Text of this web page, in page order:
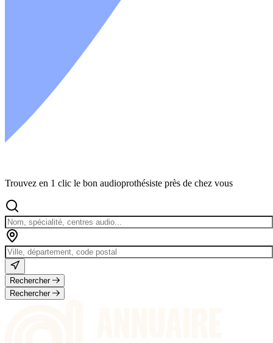
Trouvez en 1 clic le bon audioprothésiste près de chez vous
Rechercher
Rechercher